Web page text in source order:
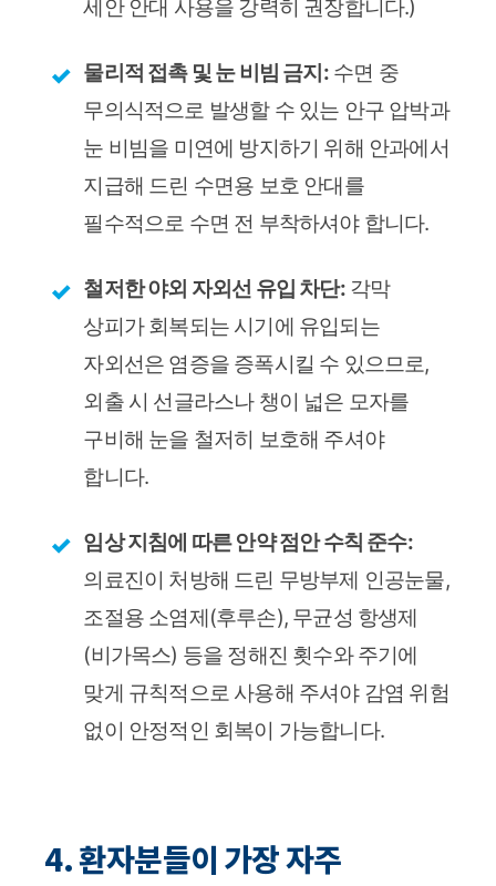
세안 안대 사용을 강력히 권장합니다.)
물리적 접촉 및 눈 비빔 금지:수면 중
무의식적으로 발생할 수 있는 안구 압박과
눈 비빔을 미연에 방지하기 위해 안과에서
지급해 드린 수면용 보호 안대를
필수적으로 수면 전 부착하셔야 합니다.
철저한 야외 자외선 유입 차단:각막
상피가 회복되는 시기에 유입되는
자외선은 염증을 증폭시킬 수 있으므로,
외출 시 선글라스나 챙이 넓은 모자를
구비해 눈을 철저히 보호해 주셔야
합니다.
임상 지침에 따른 안약 점안 수칙 준수:
의료진이 처방해 드린 무방부제 인공눈물,
조절용 소염제(후루손), 무균성 항생제
(비가목스) 등을 정해진 횟수와 주기에
맞게 규칙적으로 사용해 주셔야 감염 위험
없이 안정적인 회복이 가능합니다.
4. 환자분들이 가장 자주